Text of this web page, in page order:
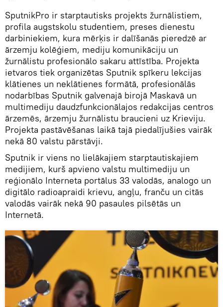
SputnikPro ir starptautisks projekts žurnālistiem,
profila augstskolu studentiem, preses dienestu
darbiniekiem, kura mērķis ir dalīšanās pieredzē ar
ārzemju kolēģiem, mediju komunikāciju un
žurnālistu profesionālo sakaru attīstība. Projekta
ietvaros tiek organizētas Sputnik spīkeru lekcijas
klātienes un neklātienes formātā, profesionālās
nodarbības Sputnik galvenajā birojā Maskavā un
multimediju daudzfunkcionālajos redakcijas centros
ārzemēs, ārzemju žurnālistu braucieni uz Krieviju.
Projekta pastāvēšanas laikā tajā piedalījušies vairāk
nekā 80 valstu pārstāvji.
Sputnik ir viens no lielākajiem starptautiskajiem
medijiem, kurš apvieno valstu multimediju un
reģionālo Interneta portālus 33 valodās, analogo un
digitālo radioapraidi krievu, angļu, franču un citās
valodās vairāk nekā 90 pasaules pilsētās un
Internetā.